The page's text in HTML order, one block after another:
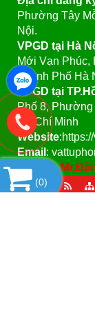
Phường Tây
Nội.
VPGD tại Hà
Mới Vạn Phúc,
Thành Phố Hà
VPGD tại
Phố 8,
Hồ Chí Minh
Website
Email :
Hotline:
(0)